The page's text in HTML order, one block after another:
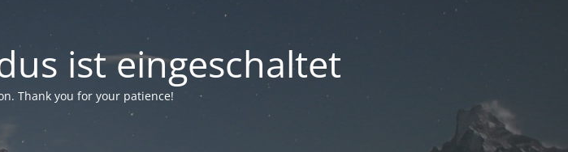
ist eingeschaltet
Thank you for your patience!